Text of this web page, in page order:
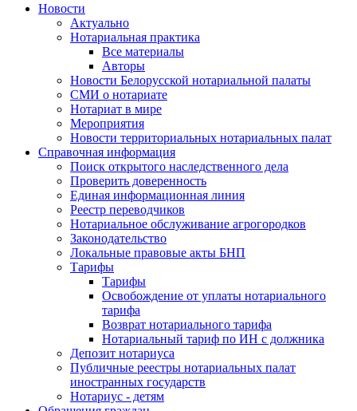
Новости
Актуально
Нотариальная практика
Все материалы
Авторы
Новости Белорусской нотариальной палаты
СМИ о нотариате
Нотариат в мире
Мероприятия
Новости территориальных нотариальных палат
Справочная информация
Поиск открытого наследственного дела
Проверить доверенность
Единая информационная линия
Реестр переводчиков
Нотариальное обслуживание агрогородков
Законодательство
Локальные правовые акты БНП
Тарифы
Тарифы
Освобождение от уплаты нотариального
тарифа
Возврат нотариального тарифа
Нотариальный тариф по ИН с должника
Депозит нотариуса
Публичные реестры нотариальных палат
иностранных государств
Нотариус - детям